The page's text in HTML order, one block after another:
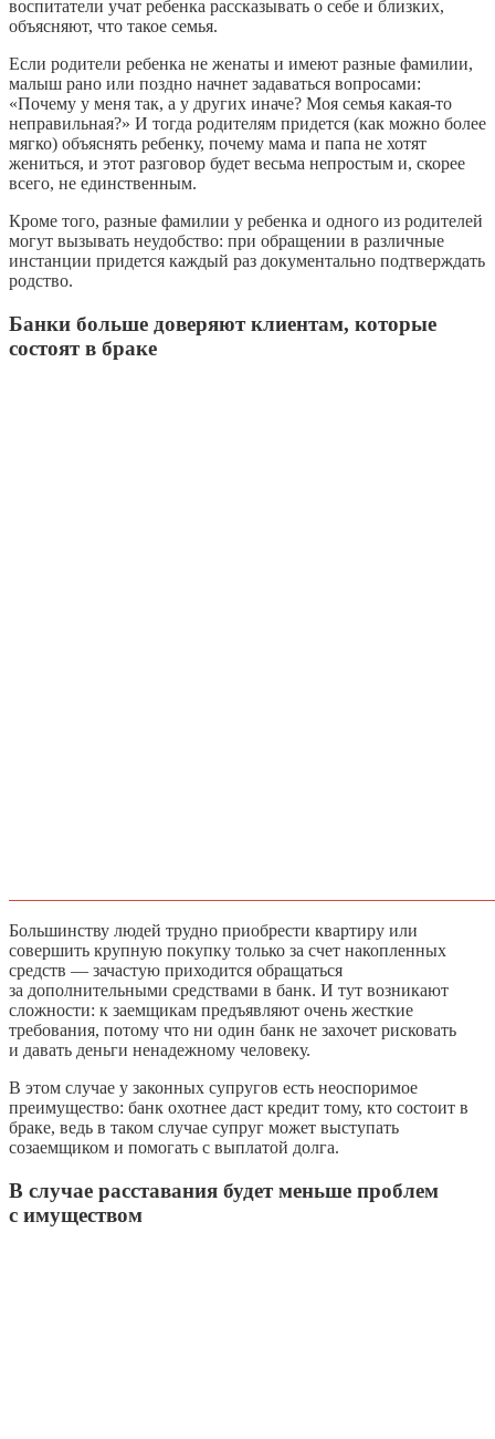
воспитатели учат ребенка рассказывать о себе и близких,
объясняют, что такое семья.
Если родители ребенка не женаты и имеют разные фамилии,
малыш рано или поздно начнет задаваться вопросами:
«Почему у меня так, а у других иначе? Моя семья какая-то
неправильная?» И тогда родителям придется (как можно более
мягко) объяснять ребенку, почему мама и папа не хотят
жениться, и этот разговор будет весьма непростым и, скорее
всего, не единственным.
Кроме того, разные фамилии у ребенка и одного из родителей
могут вызывать неудобство: при обращении в различные
инстанции придется каждый раз документально подтверждать
родство.
Банки больше доверяют клиентам, которые
состоят в браке
Большинству людей трудно приобрести квартиру или
совершить крупную покупку только за счет накопленных
средств — зачастую приходится обращаться
за дополнительными средствами в банк. И тут возникают
сложности: к заемщикам предъявляют очень жесткие
требования, потому что ни один банк не захочет рисковать
и давать деньги ненадежному человеку.
В этом случае у законных супругов есть неоспоримое
преимущество: банк охотнее даст кредит тому, кто состоит в
браке, ведь в таком случае супруг может выступать
созаемщиком и помогать с выплатой долга.
В случае расставания будет меньше проблем
с имуществом